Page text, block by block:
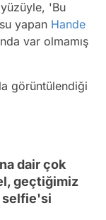
'Bu
yapan Hande
var olmamış
görüntülendiği
dair çok
geçtiğimiz
selfie'si